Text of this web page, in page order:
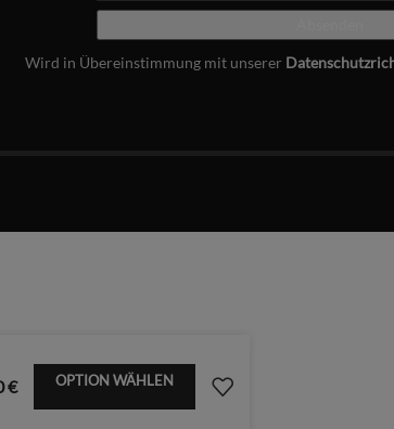
Wird in Übereinstimmung mit unserer
€ OPTION WÄHLEN